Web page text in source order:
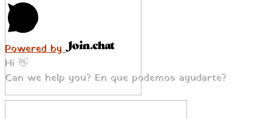
Powered by
Hi 👋
Can we help you? En que podemos ayudarte?